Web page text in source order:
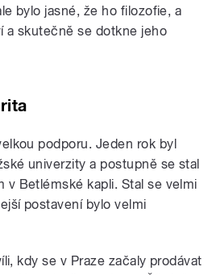
bylo jasné, že ho filozofie, a
a skutečně se dotkne jeho
podporu. Jeden rok byl
univerzity a postupně se stal
v Betlémské kapli. Stal se velmi
postavení bylo velmi
kdy se v Praze začaly prodávat